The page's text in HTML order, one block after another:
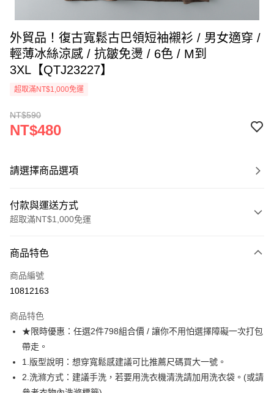
外貿品！復古寬鬆古巴領短袖襯衫 / 男女適穿 /
輕薄冰絲涼感 / 抗皺免燙 / 6色 / M到
3XL【QTJ23227】
超取滿NT$1,000免運
NT$590
NT$480
請選擇商品選項
付款與運送方式
超取滿NT$1,000免運
信用卡一次付款
超商取貨付款
Apple Pay
街口支付
悠遊付
商品特色
商品編號
10812163
商品特色
★限時優惠：任選2件798組合價 / 讓你不用怕選擇障礙一次打包
帶走。
1.版型說明：想穿寬鬆感建議可比推薦尺碼買大一號。
2.洗滌方式：建議手洗，若要用洗衣機清洗請加用洗衣袋。(或請